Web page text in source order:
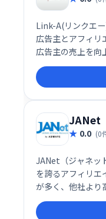
Link-A(リンクエ
広告主とアフィリ
広告主の売上を向
存在意義を高め
JANet
0.0 (0
JANet（ジャネッ
を誇るアフィリエ
が多く、他社より
やすいインター
す。多くの広告の